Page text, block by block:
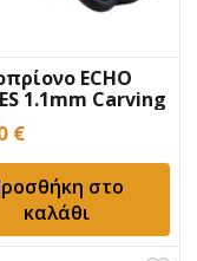
ECHO
1.1mm Carving
€
στο
καλάθι